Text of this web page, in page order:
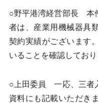
○野平港湾経営部長 本
者は、産業用機械器具
契約実績がございます
いることを確認しており
○上田委員 一応、三者
資料にも記載いただき